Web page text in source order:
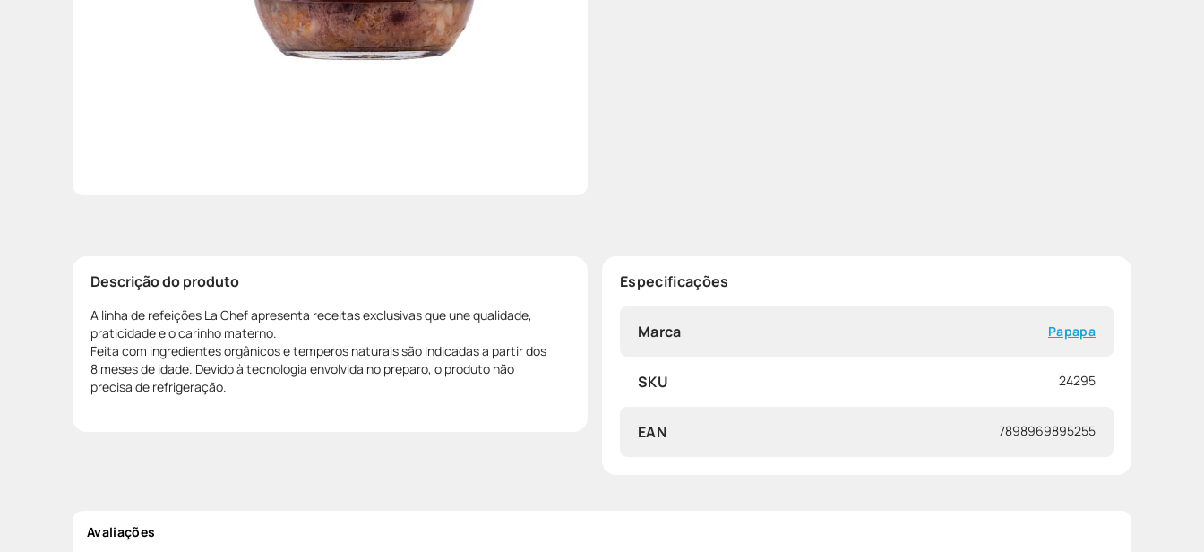
Descrição do produto
A linha de refeições La Chef apresenta receitas exclusivas que une qualidade,
praticidade e o carinho materno.
Feita com ingredientes orgânicos e temperos naturais são indicadas a partir dos
8 meses de idade. Devido à tecnologia envolvida no preparo, o produto não
precisa de refrigeração.
Especificações
Marca Papapa
SKU 24295
EAN 7898969895255
Avaliações